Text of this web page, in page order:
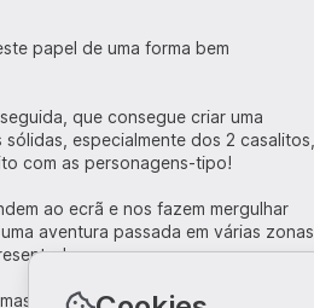
papel de uma forma bem
que consegue criar uma
especialmente dos 2 casalitos,
com as personagens-tipo!
ao ecrã e nos fazem mergulhar
aventura passada em várias zonas
algo que se ultrapassa bem e não